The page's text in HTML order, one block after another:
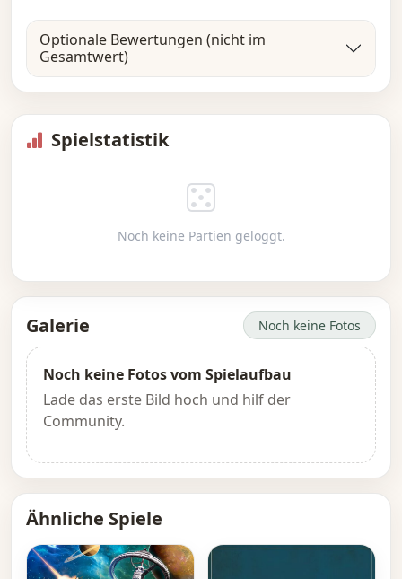
Optionale Bewertungen (nicht im
Gesamtwert)
Spielstatistik
Noch keine Partien geloggt.
Galerie Noch keine Fotos
Noch keine Fotos vom Spielaufbau
Lade das erste Bild hoch und hilf der
Community.
Ähnliche Spiele